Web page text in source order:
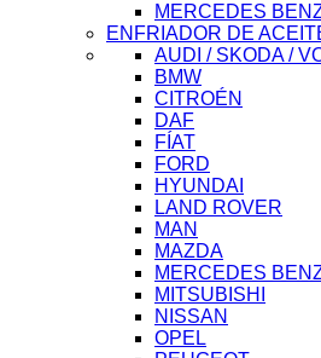
MERCEDES
ENFRIADOR DE
AUDI / SKODA /
BMW
CITROÉN
DAF
FÍAT
FORD
HYUNDAI
LAND ROVER
MAN
MAZDA
MERCEDES
MITSUBISHI
NISSAN
OPEL